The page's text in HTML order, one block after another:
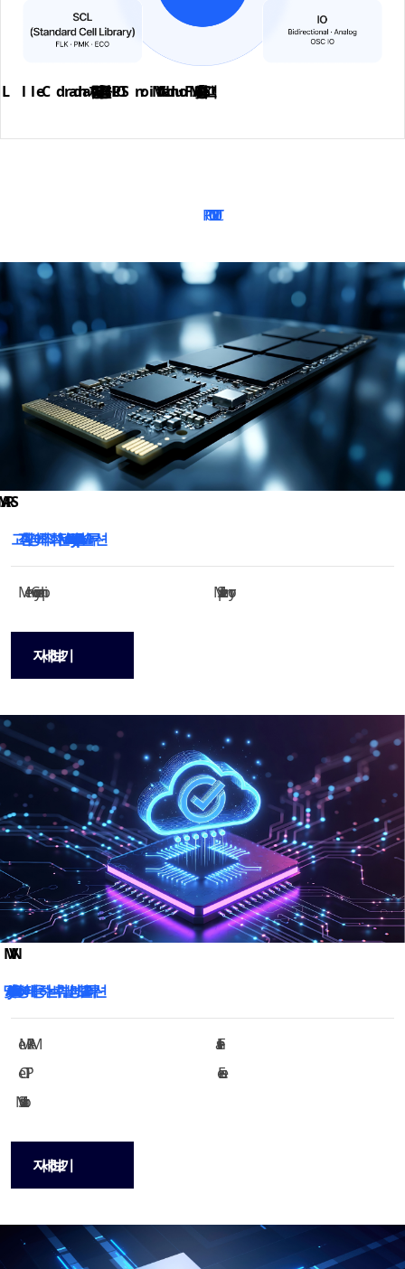
PRODUCT LINE-UP
고객 환경에 최적화된 Memory Compiler 기반 SRAM 솔루션
Memory Compiler Special Memory
자세히 보기
Security 및 Automotive 환경에 대응하는 비휘발성 메모리 IP 솔루션
eMRAM
eFlash
eOTP
eFuse
Soft Macro
자세히 보기